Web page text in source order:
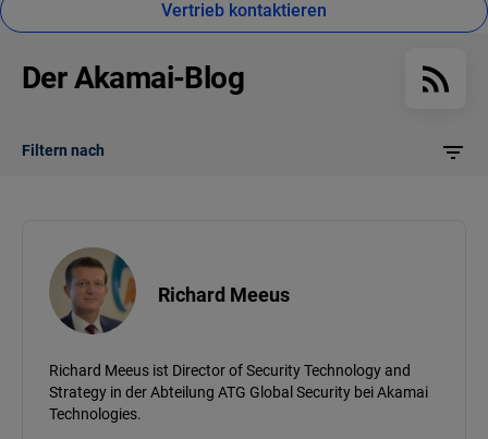
Vertrieb kontaktieren
Der Akamai-Blog
Filtern nach
Richard Meeus
Richard Meeus ist Director of Security Technology and
Strategy in der Abteilung ATG Global Security bei Akamai
Technologies.